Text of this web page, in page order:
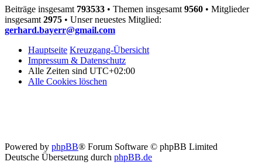
Beiträge insgesamt 793533 • Themen insgesamt 9560 • Mitglieder
insgesamt 2975 • Unser neuestes Mitglied:
gerhard.bayerr@gmail.com
Hauptseite Kreuzgang-Übersicht
Impressum & Datenschutz
Alle Zeiten sind UTC+02:00
Alle Cookies löschen
Powered by phpBB® Forum Software © phpBB Limited
Deutsche Übersetzung durch phpBB.de